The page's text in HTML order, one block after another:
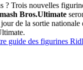
? Trois nouvelles
Bros.Ultimate
de la sortie nationale
guide des figurines